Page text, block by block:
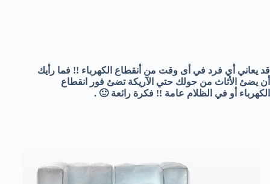
قد يعاني أي فرد في أى وقت من أنقطاع الكهرباء !! فما رأيك
أن يضئ الأثاث من حولك حتي الآريكة تضئ فور انقطاع
الكهرباء أو في الظلام عامة !! فكرة رائعة 🙂 .